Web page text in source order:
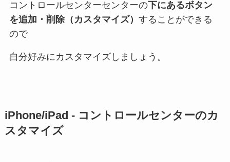
コントロールセンターセンターの下にあるボタン
を追加・削除（カスタマイズ） することができる
ので
自分好みにカスタマイズしましょう。
iPhone/iPad - コントロールセンターのカ
スタマイズ